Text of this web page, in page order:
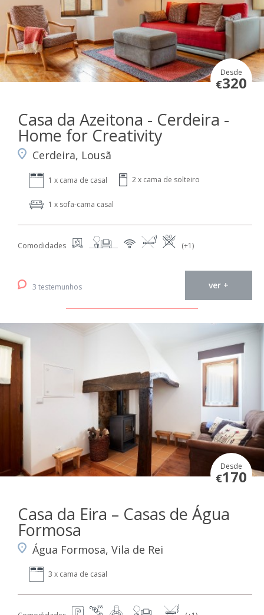
Desde
€320
Casa da Azeitona - Cerdeira -
Home for Creativity
Cerdeira, Lousã
1 x cama de casal 2 x cama de solteiro
1 x sofa-cama casal
Comodidades (+1)
3 testemunhos ver +
Desde
€170
Casa da Eira – Casas de Água
Formosa
Água Formosa, Vila de Rei
3 x cama de casal